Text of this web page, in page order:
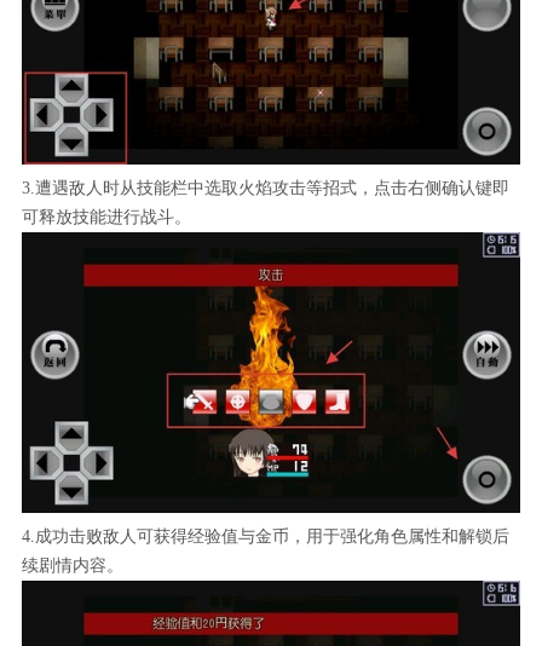
3.遭遇敌人时从技能栏中选取火焰攻击等招式，点击右侧确认键即
可释放技能进行战斗。
4.成功击败敌人可获得经验值与金币，用于强化角色属性和解锁后
续剧情内容。